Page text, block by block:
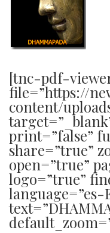
[tnc-pdf-
file=”https://
content/
print=”false”
share=”true”
open=”true”
logo=”true”
language=”es-